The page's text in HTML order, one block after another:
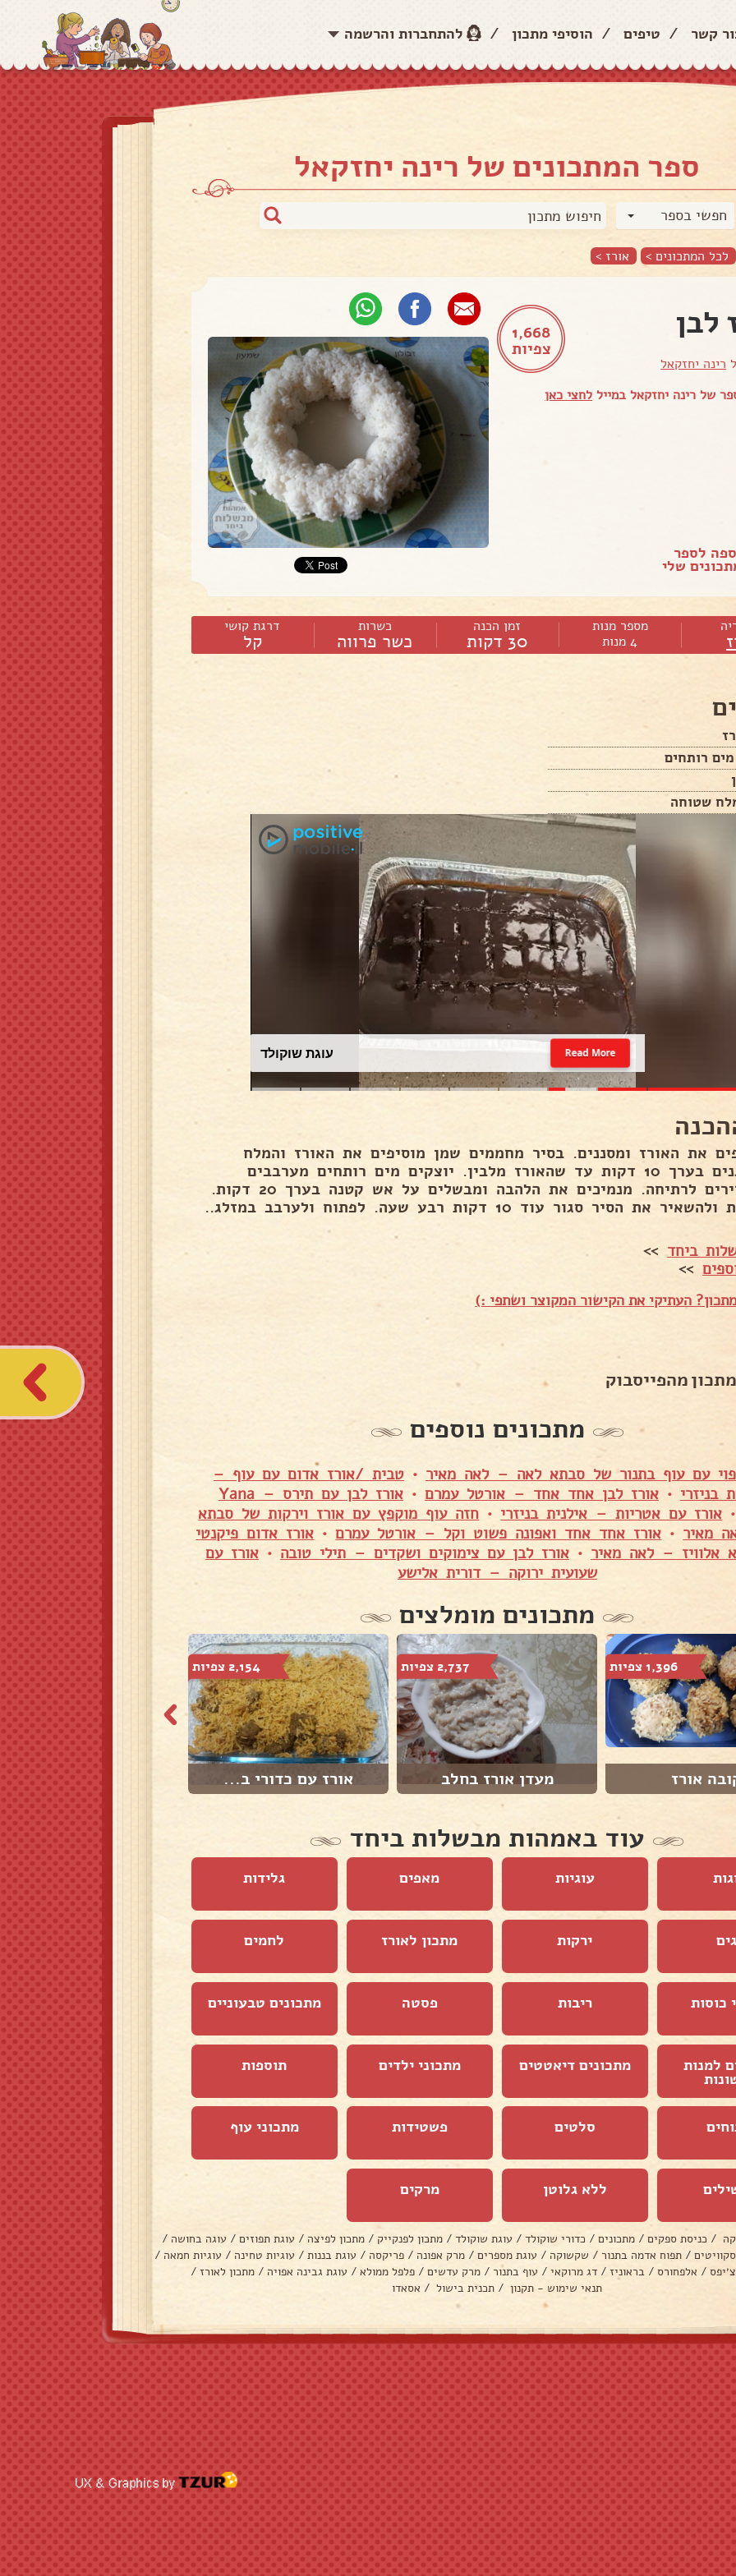
קשר / טיפים / הוסיפי מתכון / להתחברות והרשמה
ספר המתכונים של רינה יחזקאל
חפשי בספר
לכל המתכונים > אורז >
1,668
צפיות
לבן
רינה יחזקאל
של רינה יחזקאל במייל לחצי כאן
לספר
שלי
מספר מנות
4 מנות
זמן הכנה
30 דקות
כשרות
כשר פרווה
דרגת קושי
קל
עוגת שוקולד Read More
את האורז ומסננים. בסיר מחממים שמן מוסיפים את האורז והמלח
ומטגנים בערך 10 דקות עד שהאורז מלבין. יוצקים מים רותחים מערבבים
ומחזירים לרתיחה. מנמיכים את הלהבה ומבשלים על אש קטנה בערך 20 דקות.
את הסיר סגור עוד 10 דקות רבע שעה. לפתוח ולערבב במזלג..
ביחד >>
>>
העתיקי את הקישור המקוצר ושתפי :)
מהפייסבוק
מתכונים נוספים
עם עוף בתנור של סבתא לאה – לאה מאיר •טבית /אורז אדום עם עוף –
בניזרי •אורז לבן אחד אחד – אורטל עמרם •
אורז לבן עם תירס – Yana
אורז עם אטריות – אילנית בניזרי • חזה עוף מוקפץ עם אורז וירקות של סבתא
מאיר • אורז אחד אחד ואפונה פשוט וקל – אורטל עמרם• אורז אדום פיקנטי
אלוויז – לאה מאיר •אורז לבן עם צימוקים ושקדים – תילי טובה •אורז עם
שעועית ירוקה – דורית אלישע
מתכונים מומלצים
1,396 צפיות
אורז
2,737 צפיות
מעדן אורז בחלב
2,154 צפיות
אורז עם כדורי ב...
עוד באמהות מבשלות ביחד
עוגיות מאפים גלידות
ירקות מתכון לאורז לחמים
כוסות ריבות פסטה מתכונים טבעוניים
למנות מתכונים דיאטטים מתכוני ילדים תוספות
סלטים פשטידות מתכוני עוף
ללא גלוטן מרקים
/ כניסת ספקים / מתכונים / כדורי שוקולד / עוגת שוקולד / מתכון לפנקייק / מתכון לפיצה / עוגת תפוזים / עוגה בחושה /
/ תפוח אדמה בתנור / שקשוקה / עוגת מספרים / מרק אפונה / פריקסה / עוגת בננות / עוגיות טחינה / עוגיות חמאה /
/ אלפחורס / בראוניז / דג מרוקאי / עוף בתנור / מרק עדשים / פלפל ממולא / עוגת גבינה אפויה / מתכון לאורז /
תנאי שימוש - תקנון / תכנית בישול / אסאדו